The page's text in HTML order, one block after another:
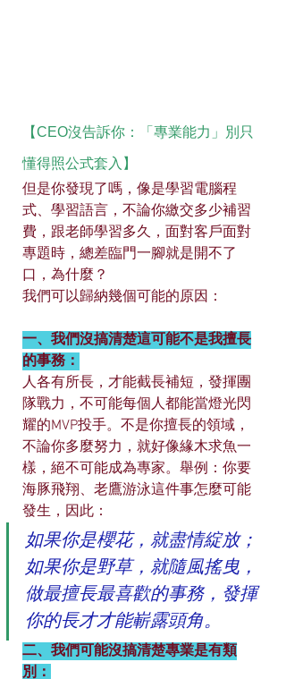
【CEO沒告訴你：「專業能力」別只
懂得照公式套入】
但是你發現了嗎，像是學習電腦程
式、學習語言，不論你繳交多少補習
費，跟老師學習多久，面對客戶面對
專題時，總差臨門一腳就是開不了
口，為什麼？
我們可以歸納幾個可能的原因：
一、我們沒搞清楚這可能不是我擅長
的事務：
人各有所長，才能截長補短，發揮團
隊戰力，不可能每個人都能當燈光閃
耀的MVP投手。不是你擅長的領域，
不論你多麼努力，就好像緣木求魚一
樣，絕不可能成為專家。舉例：你要
海豚飛翔、老鷹游泳這件事怎麼可能
發生，因此：
如果你是櫻花，就盡情綻放；
如果你是野草，就隨風搖曳，
做最擅長最喜歡的事務，發揮
你的長才才能嶄露頭角。
二、我們可能沒搞清楚專業是有類
別：